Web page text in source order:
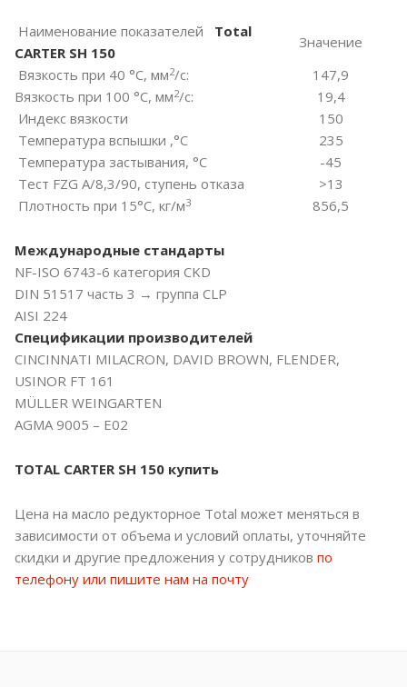
Наименование показателей
Total
CARTER SH 150
Значение
Вязкость при 40 °С, мм2/c:
147,9
Вязкость при 100 °С, мм2/c:
19,4
Индекс вязкости
150
Температура вспышки ,°С
235
Температура застывания, °С
-45
Тест FZG A/8,3/90, ступень отказа
>13
Плотность при 15°C, кг/м3 856,5
Международные стандарты
NF-ISO 6743-6 категория CKD
DIN 51517 часть 3 → группа CLP
AISI 224
Спецификации производителей
CINCINNATI MILACRON, DAVID BROWN, FLENDER,
USINOR FT 161
MÜLLER WEINGARTEN
AGMA 9005 – E02
TOTAL CARTER SH 150 купить
Цена на масло редукторное Total может меняться в
зависимости от объема и условий оплаты, уточняйте
скидки и другие предложения у сотрудников по
телефону или пишите нам на почту